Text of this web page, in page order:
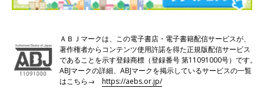
ＡＢＪマークは、この電子書店・電子書籍配信サービスが、
著作権者からコンテンツ使用許諾を得た正規版配信サービス
であることを示す登録商標（登録番号 第11091000号）です。
ABJマークの詳細、ABJマークを掲示しているサービスの一覧
はこちら→https://aebs.or.jp/